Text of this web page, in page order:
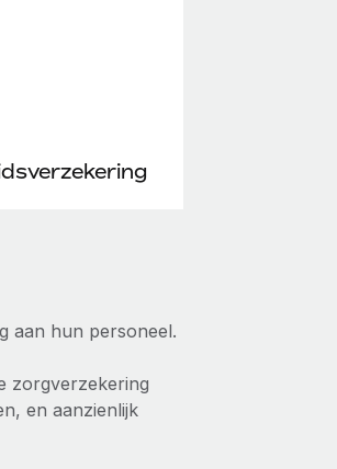
aan hun personeel.
zorgverzekering
en aanzienlijk